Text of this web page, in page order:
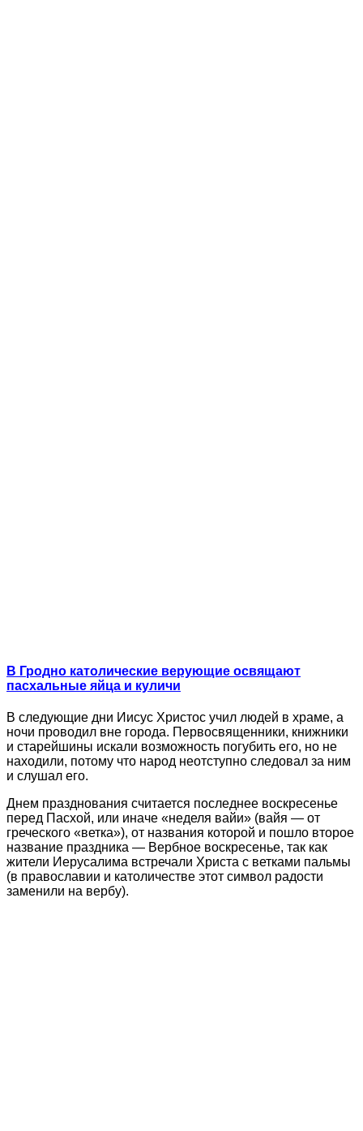
В Гродно католические верующие освящают
пасхальные яйца и куличи
В следующие дни Иисус Христос учил людей в храме, а
ночи проводил вне города. Первосвященники, книжники
и старейшины искали возможность погубить его, но не
находили, потому что народ неотступно следовал за ним
и слушал его.
Днем празднования считается последнее воскресенье
перед Пасхой, или иначе «неделя вайи» (вайя — от
греческого «ветка»), от названия которой и пошло второе
название праздника — Вербное воскресенье, так как
жители Иерусалима встречали Христа с ветками пальмы
(в православии и католичестве этот символ радости
заменили на вербу).